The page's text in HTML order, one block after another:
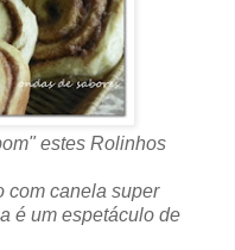
estes Rolinhos
com canela super
é um espetáculo de